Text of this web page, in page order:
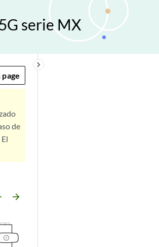
serie MX
keyboard_arrow_right
page
de
arrow_forward